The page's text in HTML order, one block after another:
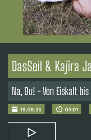
DasSeil & Kajira
Na, Du! - Von Eiskalt bis
18.08.25 03:01